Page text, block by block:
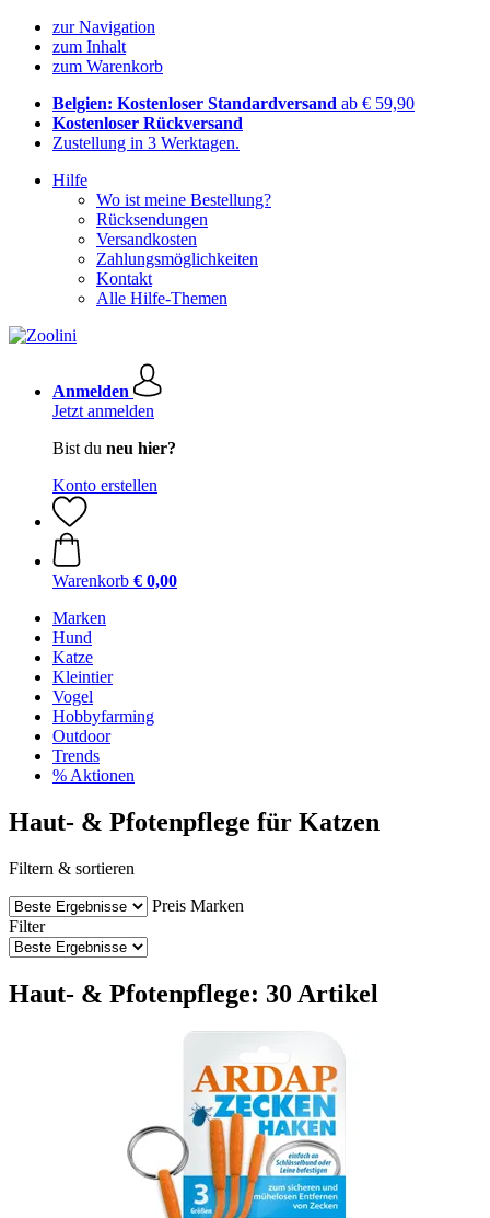
zur Navigation
zum Inhalt
zum Warenkorb
Belgien: Kostenloser Standardversand ab € 59,90
Kostenloser Rückversand
Zustellung in 3 Werktagen.
Hilfe
Wo ist meine Bestellung?
Rücksendungen
Versandkosten
Zahlungsmöglichkeiten
Kontakt
Alle Hilfe-Themen
Anmelden
Jetzt anmelden
Bist du neu hier?
Konto erstellen
Warenkorb € 0,00
Marken
Hund
Katze
Kleintier
Vogel
Hobbyfarming
Outdoor
Trends
% Aktionen
Haut- & Pfotenpflege für Katzen
Filtern & sortieren
Preis Marken
Filter
Haut- & Pfotenpflege: 30 Artikel